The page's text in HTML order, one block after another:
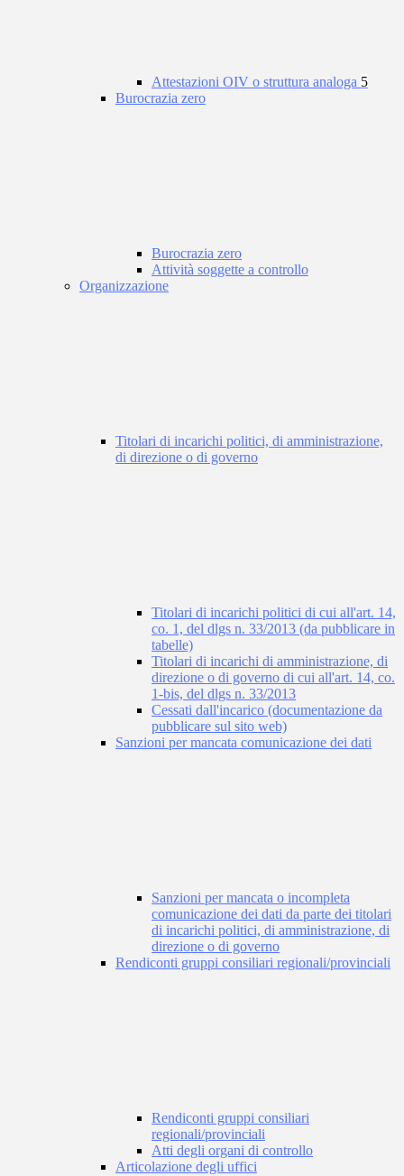
Attestazioni OIV o struttura analoga 5
Burocrazia zero
Burocrazia zero
Attività soggette a controllo
Organizzazione
Titolari di incarichi politici, di amministrazione,
di direzione o di governo
Titolari di incarichi politici di cui all'art. 14,
co. 1, del dlgs n. 33/2013 (da pubblicare in
tabelle)
Titolari di incarichi di amministrazione, di
direzione o di governo di cui all'art. 14, co.
1-bis, del dlgs n. 33/2013
Cessati dall'incarico (documentazione da
pubblicare sul sito web)
Sanzioni per mancata comunicazione dei dati
Sanzioni per mancata o incompleta
comunicazione dei dati da parte dei titolari
di incarichi politici, di amministrazione, di
direzione o di governo
Rendiconti gruppi consiliari regionali/provinciali
Rendiconti gruppi consiliari
regionali/provinciali
Atti degli organi di controllo
Articolazione degli uffici